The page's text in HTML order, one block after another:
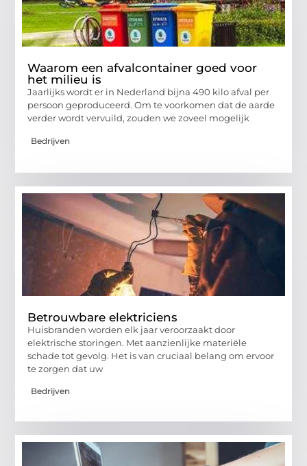
Waarom een afvalcontainer goed voor
het milieu is
Jaarlijks wordt er in Nederland bijna 490 kilo afval per
persoon geproduceerd. Om te voorkomen dat de aarde
verder wordt vervuild, zouden we zoveel mogelijk
Bedrijven
Betrouwbare elektriciens
Huisbranden worden elk jaar veroorzaakt door
elektrische storingen. Met aanzienlijke materiële
schade tot gevolg. Het is van cruciaal belang om ervoor
te zorgen dat uw
Bedrijven